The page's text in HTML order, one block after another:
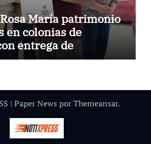
María patrimonio
en colonias de
entrega de
| Paper News porThemeansar.